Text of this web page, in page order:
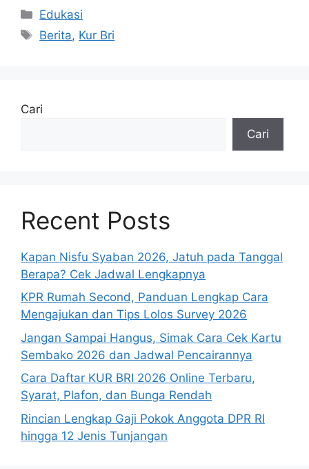
Kategori
Edukasi
Tag
Berita, Kur Bri
Cari
Cari
Recent Posts
Kapan Nisfu Syaban 2026, Jatuh pada Tanggal
Berapa? Cek Jadwal Lengkapnya
KPR Rumah Second, Panduan Lengkap Cara
Mengajukan dan Tips Lolos Survey 2026
Jangan Sampai Hangus, Simak Cara Cek Kartu
Sembako 2026 dan Jadwal Pencairannya
Cara Daftar KUR BRI 2026 Online Terbaru,
Syarat, Plafon, dan Bunga Rendah
Rincian Lengkap Gaji Pokok Anggota DPR RI
hingga 12 Jenis Tunjangan